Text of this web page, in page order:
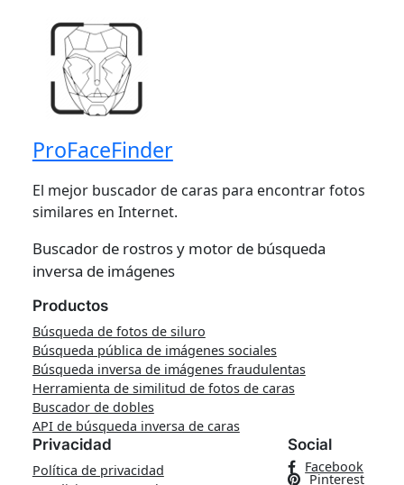
ProFaceFinder
El mejor buscador de caras para encontrar fotos
similares en Internet.
Buscador de rostros y motor de búsqueda
inversa de imágenes
Productos
Búsqueda de fotos de siluro
Búsqueda pública de imágenes sociales
Búsqueda inversa de imágenes fraudulentas
Herramienta de similitud de fotos de caras
Buscador de dobles
API de búsqueda inversa de caras
Privacidad
Política de privacidad
Social
Facebook
Pinterest